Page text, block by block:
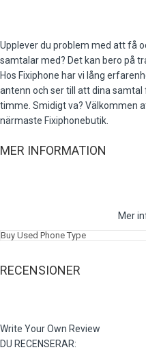
Upplever du problem med att få
samtalar med? Det kan bero på
Hos Fixiphone har vi lång
antenn och ser till att dina
timme. Smidigt va? Välkommen
närmaste Fixiphonebutik.
MER INFORMATION
Mer
Buy Used Phone Type
RECENSIONER
Write Your Own Review
DU RECENSERAR: